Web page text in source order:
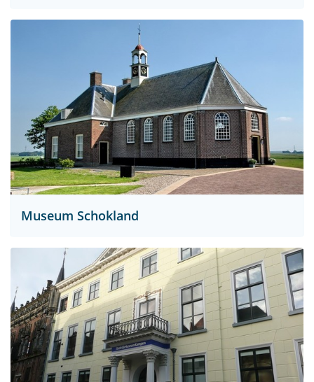
Museum Schokland